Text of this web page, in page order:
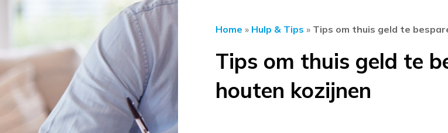
Home » Hulp & Tips » Tips om thuis geld te
Tips om thuis geld te
houten kozijnen